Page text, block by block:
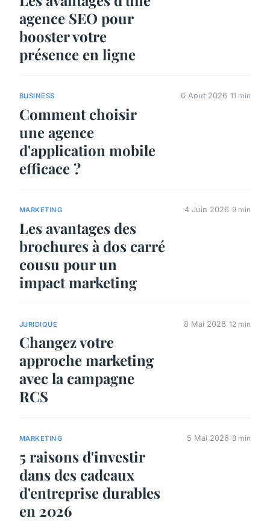
agence SEO pour
booster votre
présence en ligne
BUSINESS
Comment choisir
une agence
d'application mobile
efficace ?
6 Aout 2026 11 min
MARKETING
Les avantages des
brochures à dos carré
cousu pour un
impact marketing
4 Juin 2026 9 min
JURIDIQUE
Changez votre
approche marketing
avec la campagne
RCS
8 Mai 2026 12 min
MARKETING
5 raisons d'investir
dans des cadeaux
d'entreprise durables
en 2026
5 Mai 2026 8 min